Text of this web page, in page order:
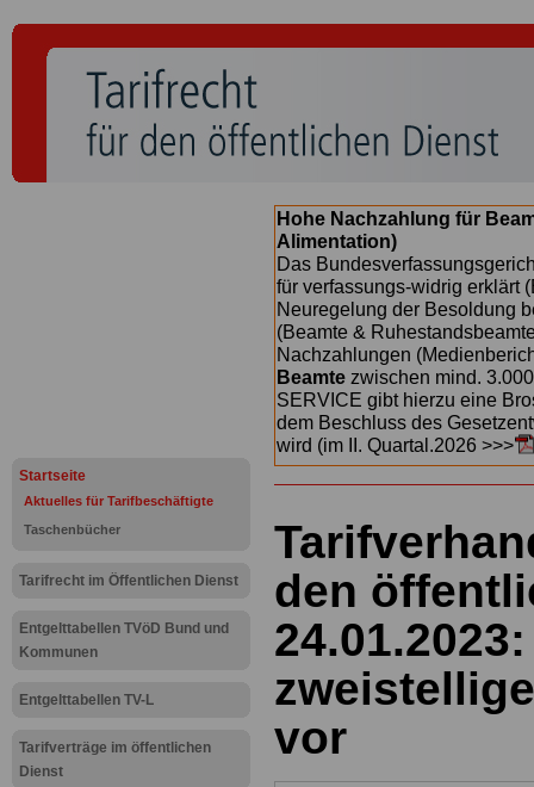
Startseite
Aktuelles für Tarifbeschäftigte
Taschenbücher
Tarifrecht im Öffentlichen Dienst
Entgelttabellen TVöD Bund und
Kommunen
Entgelttabellen TV-L
Tarifverträge im öffentlichen
Dienst
Hohe Nachzahlung für
Alimentation)
Das
für verfassungs-widrig erklärt
Neuregelung der Besoldung
(Beamte &
Nachzahlungen
Beamte zwischen mind.
SERVICE gibt hierzu eine
dem Beschluss des
wird (im II. Quartal.2026 >>>
den
vor